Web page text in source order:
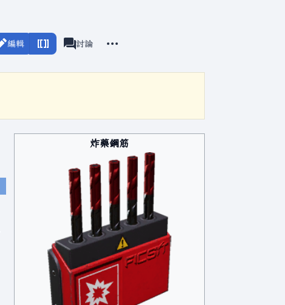
編輯 associated-pages
滿意工廠
討論
炸藥鋼筋